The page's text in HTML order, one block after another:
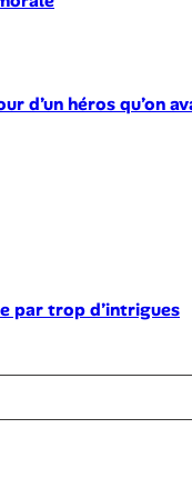
d’un héros qu’on
par trop d’intrigues